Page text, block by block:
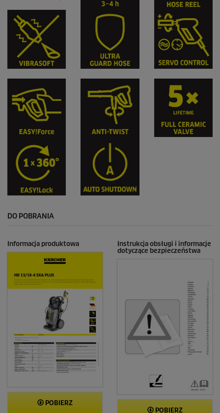
DO POBRANIA
Informacja produktowa
POBIERZ
Instrukcja obsługi i informacje
dotyczące bezpieczeństwa
POBIERZ